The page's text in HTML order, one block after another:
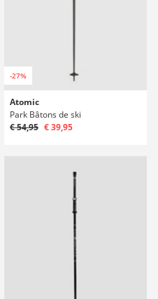
-27%
Atomic
Park Bâtons de ski
€ 54,95 € 39,95